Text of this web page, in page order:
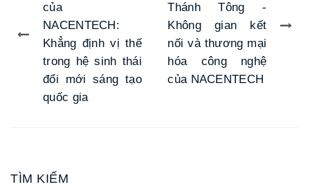
của
NACENTECH:
Khẳng định vị thế
trong hệ sinh thái
đổi mới sáng tạo
quốc gia
Thánh Tông -
Không gian kết
nối và thương mại
hóa công nghệ
của NACENTECH
TÌM KIẾM